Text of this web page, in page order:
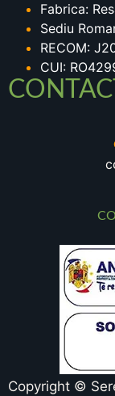
Fabrica:
Sediu
RECOM:
CUI:
Copyright ©